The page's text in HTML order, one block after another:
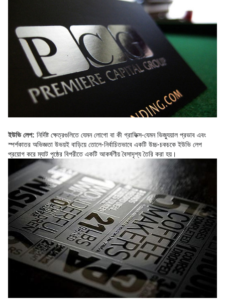
ইউভি লেপ: নির্দিষ্ট ক্ষেত্রগুলিতে যেমন লোগো বা কী গ্রাফিক্স-যেমন ভিজ্যুয়াল প্রভাব এবং
স্পর্শকাতর অভিজ্ঞতা উভয়ই বাড়িয়ে তোলে-নির্বাচিতভাবে একটি উচ্চ-চকচকে ইউভি লেপ
প্রয়োগ করে ম্যাট পৃষ্ঠের বিপরীতে একটি আকর্ষণীয় বৈসাদৃশ্য তৈরি করা হয়।